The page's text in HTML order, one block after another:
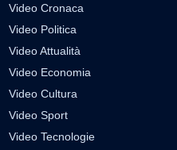
Video Cronaca
Video Politica
Video Attualità
Video Economia
Video Cultura
Video Sport
Video Tecnologie